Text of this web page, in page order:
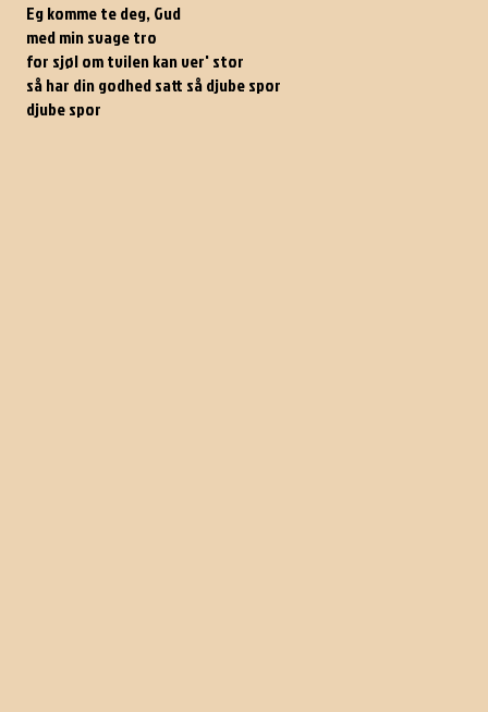
Eg komme te deg, Gud
med min svage tro
for sjøl om tvilen kan ver' stor
så har din godhed satt så djube spor
djube spor